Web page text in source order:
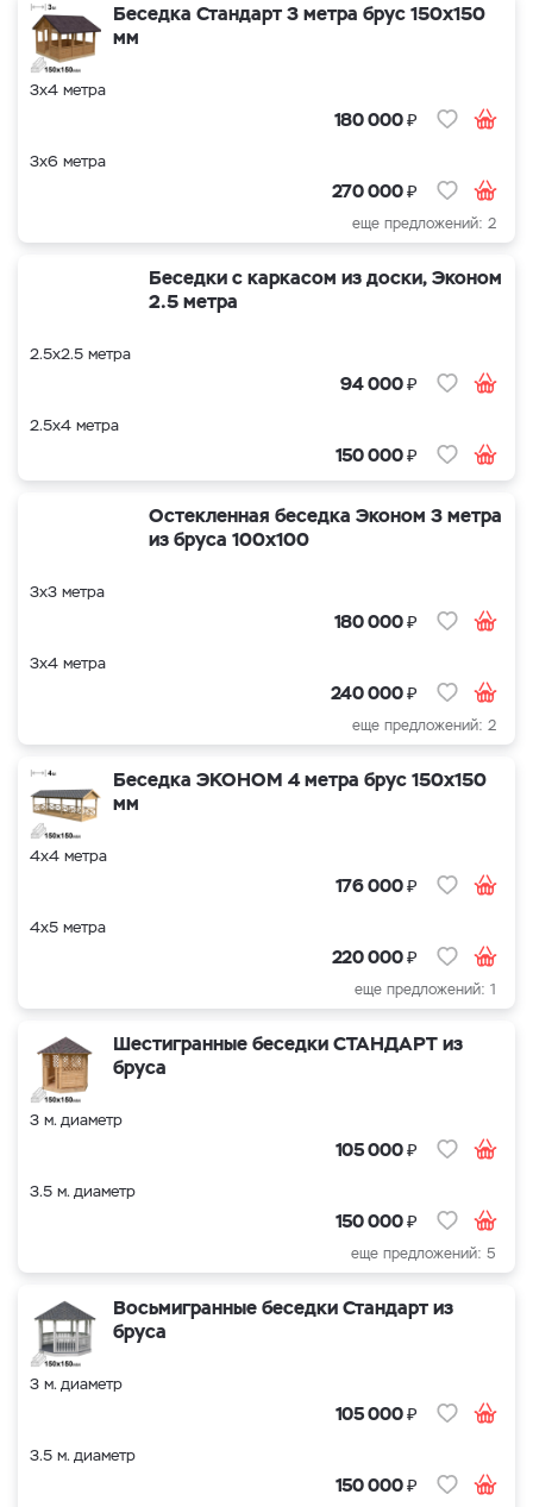
Беседка Стандарт 3 метра брус 150х150
мм
3х4 метра
180 000₽
3х6 метра
270 000₽
еще предложений: 2
Беседки с каркасом из доски, Эконом
2.5 метра
2.5х2.5 метра
94 000₽
2.5х4 метра
150 000₽
Остекленная беседка Эконом 3 метра
из бруса 100х100
3х3 метра
180 000₽
3х4 метра
240 000₽
еще предложений: 2
Беседка ЭКОНОМ 4 метра брус 150х150
мм
4х4 метра
176 000₽
4х5 метра
220 000₽
еще предложений: 1
Шестигранные беседки СТАНДАРТ из
бруса
3 м. диаметр
105 000₽
3.5 м. диаметр
150 000₽
еще предложений: 5
Восьмигранные беседки Стандарт из
бруса
3 м. диаметр
105 000₽
3.5 м. диаметр
150 000₽